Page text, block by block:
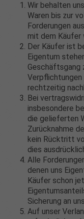
Wir behalten
Waren bis zur
Forderungen
mit dem Käufer
Der Käufer ist
Eigentum
Geschäftsgang
Verpflichtungen
rechtzeitig
Bei
insbesondere
die gelieferten
Zurücknahme
kein Rücktritt
dies
Alle
denen uns
Käufer schon
Sicherung an
Auf unser